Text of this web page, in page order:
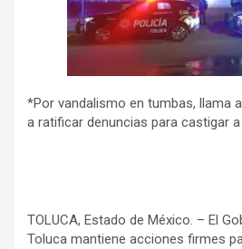
*Por vandalismo en tumbas, llama
a ratificar denuncias para castigar
TOLUCA, Estado de México. – El
Toluca mantiene acciones firmes